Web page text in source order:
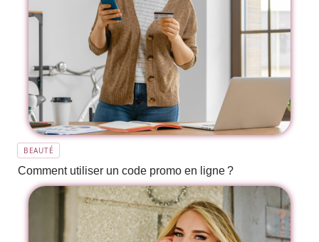
BEAUTÉ
Comment utiliser un code promo en ligne ?